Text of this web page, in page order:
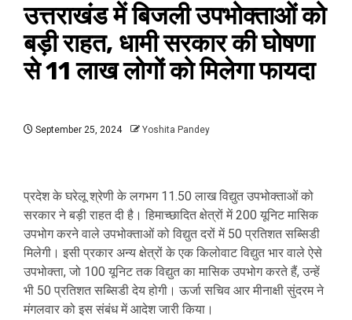
उत्तराखंड में बिजली उपभोक्ताओं को
बड़ी राहत, धामी सरकार की घोषणा
से 11 लाख लोगों को मिलेगा फायदा
September 25, 2024 Yoshita Pandey
प्रदेश के घरेलू श्रेणी के लगभग 11.50 लाख विद्युत उपभोक्ताओं को
सरकार ने बड़ी राहत दी है। हिमाच्छादित क्षेत्रों में 200 यूनिट मासिक
उपभोग करने वाले उपभोक्ताओं को विद्युत दरों में 50 प्रतिशत सब्सिडी
मिलेगी। इसी प्रकार अन्य क्षेत्रों के एक किलोवाट विद्युत भार वाले ऐसे
उपभोक्ता, जो 100 यूनिट तक विद्युत का मासिक उपभोग करते हैं, उन्हें
भी 50 प्रतिशत सब्सिडी देय होगी। ऊर्जा सचिव आर मीनाक्षी सुंदरम ने
मंगलवार को इस संबंध में आदेश जारी किया।